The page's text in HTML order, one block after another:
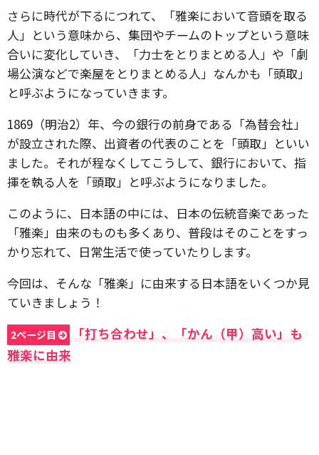
さらに時代が下るにつれて、「雅楽において音頭を取る
人」という意味から、集団やチームのトップという意味
合いに変化していき、「力士をとりまとめる人」や「劇
場公演などで楽屋をとりまとめる人」なんかも「頭取」
と呼ぶようになっていきます。
1869（明治2）年、今の銀行の前身である「為替会社」
が設立された際、出資者の代表のことを「頭取」といい
ました。それが程なくしてこうして、銀行において、指
揮を執る人を「頭取」と呼ぶようになりました。
このように、日本語の中には、日本の伝統音楽であった
「雅楽」由来のものも多くあり、普段はそのことをすっ
かり忘れて、日常生活で使っていたりします。
今回は、そんな「雅楽」に由来する日本語をいくつか見
ていきましょう！
2ページ目
「打ち合わせ」、「かん（甲）高い」も
雅楽に由来